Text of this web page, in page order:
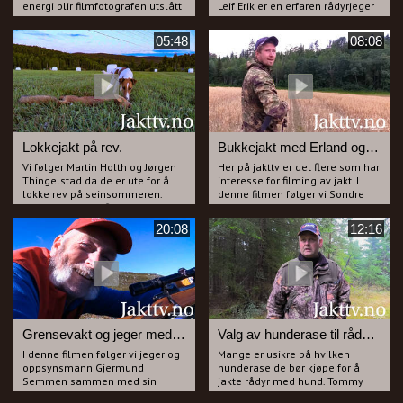
energi blir filmfotografen utslått
av et migrene anfall, Aukrusten
er oppgitt over fotografen som
må legge seg for å få slutt på
migrenen.
Bukk blir det uansett og jammen
hjalp det på migrenen også.
Leif Erik er en erfaren rådyrjeger
og jakter helst med dachs men
han skyter også noen bukker
hvert år under bukkejakta i
august.
Du får være med ut på flere turer
sammen med Leif Erik da alt ikke
går etter planen ved første
forsøk.
05:48
Lokkejakt på rev.
Vi følger Martin Holth og Jørgen
Thingelstad da de er ute for å
lokke rev på seinsommeren.
Martin lokker og filmer mens
Jørgen "poserer" foran kamera
som jeger. Gutta har lykken med
seg og får samtidig preget
valpen på rev. Bli med Holt &
Thingelstad ut på revejakt.
08:08
Bukkejakt med Erland og Sondre.
Her på jakttv er det flere som har
interesse for filming av jakt. I
denne filmen følger vi Sondre
Eidal spm kameramann mens
han filmer Erland Hval på
bukkejakt i Åsa.
Erland er en svært ivrig lokke-
jeger og bukkene kommer tett
på gutta.
20:08
Grensevakt og jeger med utfordring.
I denne filmen følger vi jeger og
oppsynsmann Gjermund
Semmen sammen med sin
kompis, Even Olav Tandberg.
12:16
Valg av hunderase til rådyrjakt.
Mange er usikre på hvilken
hunderase de bør kjøpe for å
jakte rådyr med hund. Tommy
Berget er en veldig erfaren og